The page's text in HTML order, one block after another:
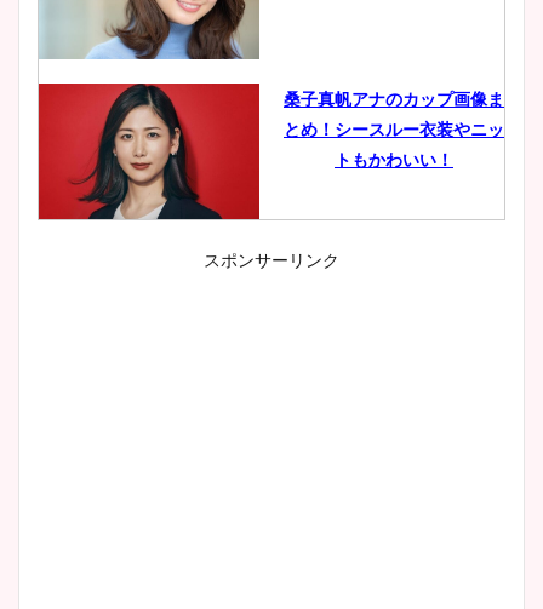
桑子真帆アナのカップ画像ま
とめ！シースルー衣装やニッ
トもかわいい！
小室瑛莉子のカップ画像まと
スポンサーリンク